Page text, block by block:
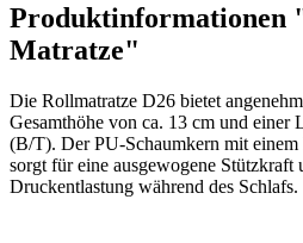
Produktinformationen
Matratze"
Die Rollmatratze D26 bietet
Gesamthöhe von ca. 13 cm und einer
(B/T). Der PU-Schaumkern mit
sorgt für eine ausgewogene Stützkraft
Druckentlastung während des Schlafs.